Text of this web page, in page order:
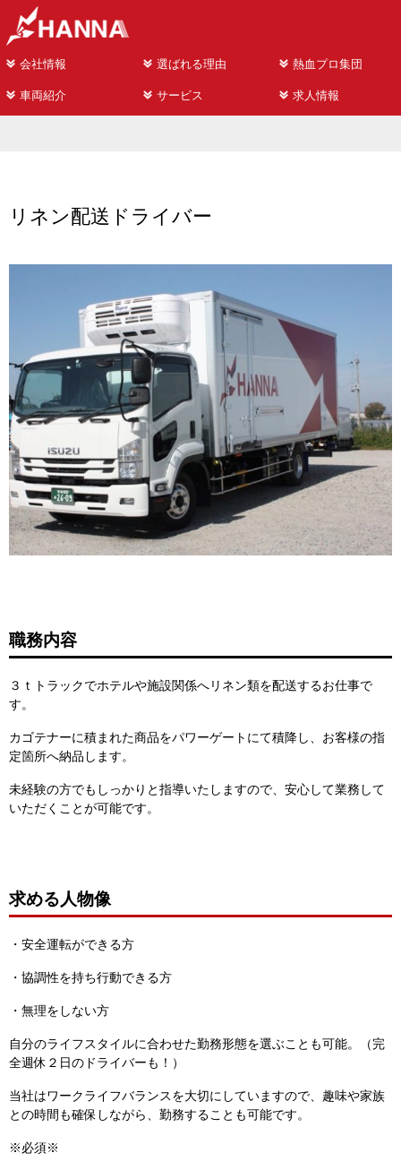
会社情報 選ばれる理由 熱血プロ集団
車両紹介 サービス 求人情報
リネン配送ドライバー
職務内容
３ｔトラックでホテルや施設関係へリネン類を配送するお仕事で
す。
カゴテナーに積まれた商品をパワーゲートにて積降し、お客様の指
定箇所へ納品します。
未経験の方でもしっかりと指導いたしますので、安心して業務して
いただくことが可能です。
求める人物像
・安全運転ができる方
・協調性を持ち行動できる方
・無理をしない方
自分のライフスタイルに合わせた勤務形態を選ぶことも可能。（完
全週休２日のドライバーも！）
当社はワークライフバランスを大切にしていますので、趣味や家族
との時間も確保しながら、勤務することも可能です。
※必須※